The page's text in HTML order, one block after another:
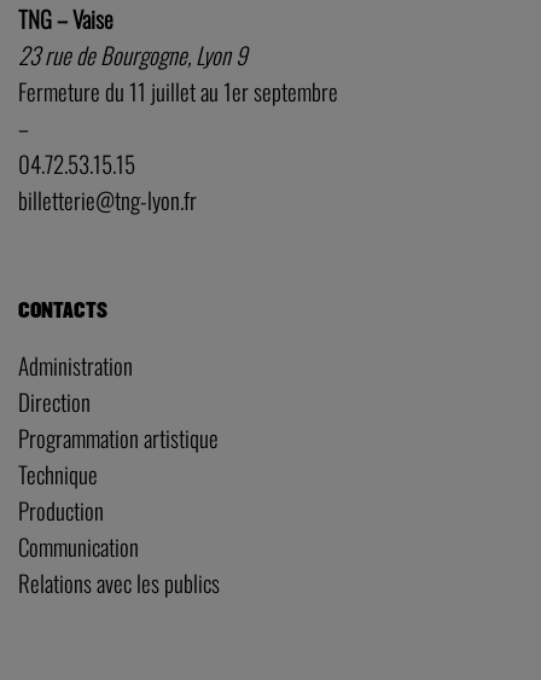
TNG – Vaise
23 rue de Bourgogne, Lyon 9
Fermeture du 11 juillet au 1er septembre
–
04.72.53.15.15
billetterie@tng-lyon.fr
CONTACTS
Administration
Direction
Programmation artistique
Technique
Production
Communication
Relations avec les publics